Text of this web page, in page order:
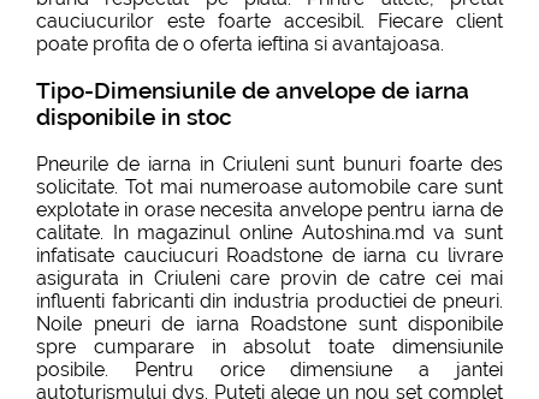
cauciucurilor este foarte accesibil. Fiecare client
poate profita de o oferta ieftina si avantajoasa.
Tipo-Dimensiunile de anvelope de iarna
disponibile in stoc
Pneurile de iarna in Criuleni sunt bunuri foarte des
solicitate. Tot mai numeroase automobile care sunt
explotate in orase necesita anvelope pentru iarna de
calitate. In magazinul online Autoshina.md va sunt
infatisate cauciucuri Roadstone de iarna cu livrare
asigurata in Criuleni care provin de catre cei mai
influenti fabricanti din industria productiei de pneuri.
Noile pneuri de iarna Roadstone sunt disponibile
spre cumparare in absolut toate dimensiunile
posibile. Pentru orice dimensiune a jantei
autoturismului dvs. Puteti alege un nou set complet